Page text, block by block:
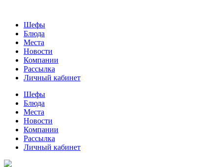
Шефы
Блюда
Места
Новости
Компании
Рассылка
Личный кабинет
Шефы
Блюда
Места
Новости
Компании
Рассылка
Личный кабинет